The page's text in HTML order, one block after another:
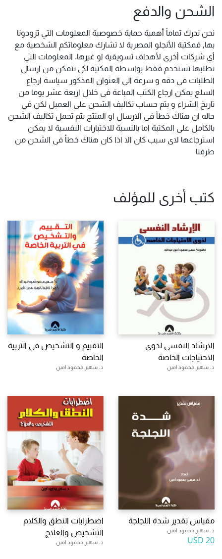
الشحن والدفع
نحن ندرك تماماً أهمية حماية خصوصية المعلومات التي تزودونا
بها, فمكتبة الأنجلو المصرية لا تشارك معلوماتكم الشخصية مع
أي شركات أخرى لأهداف تسويقية او غيرها. المعلومات التي
نطلبها تستخدم فقط بواسطة المكتبة لكى نتمكن من ارسال
الطلبات فى دقه و سرعة الى العنوان المذكور سياسة ارجاع
السلع يمكن ارجاع الكتب المباعة فى خلال اربعة عشر يوما من
تاريخ الشراء و يتم حساب تكاليف الشحن على العميل لكن فى
حاله ان هناك خطأ فى الارسال او المنتج يتم تحمل تكاليف الشحن
بالكامل على المكتبة اما بالنسبة للاختبارات النفسية لا يمكن
استرجاعها لاى سبب كان الا اذا كان هناك خطأ فى الشحن من
طرفنا
كتب أخرى للمؤلف
الارشاد النفسى لذوى
الاحتياجات الخاصة
د. سهير محمود امين
التقييم و التشخيص فى التربية
الخاصة
د. سهير محمود امين
مقياس تقدير شدة اللجلجة
د. سهير محمود امين
20 USD
اضطرابات النطق والكلام
التشخيص والعلاج
د. سهير محمود امين